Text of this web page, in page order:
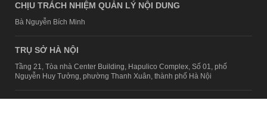
CHỊU TRÁCH NHIỆM QUẢN LÝ NỘI DUNG
Bà Nguyễn Bích Minh
TRỤ SỞ HÀ NỘI
Tầng 21, Tòa nhà Center Building, Hapulico Complex, Số 01, phố
Nguyễn Huy Tưởng, phường Thanh Xuân, thành phố Hà Nội